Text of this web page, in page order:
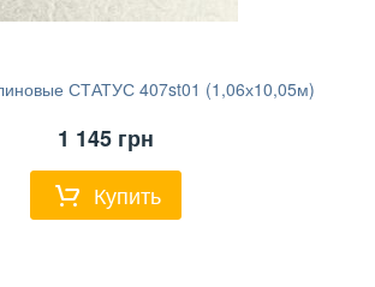
СТАТУС 407st01 (1,06х10,05м)
1 145 грн
Купить